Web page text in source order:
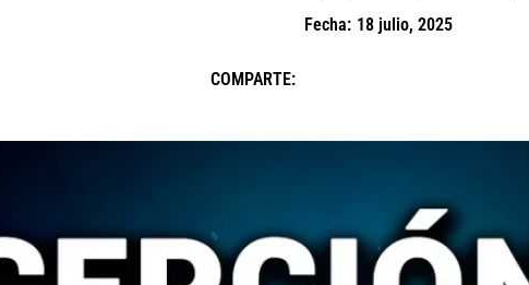
Fecha: 18 julio, 2025
COMPARTE: